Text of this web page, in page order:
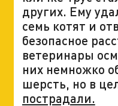
других. Ему
семь котят и
безопасное
ветеринары
них немножко
шерсть, но в
пострадали.